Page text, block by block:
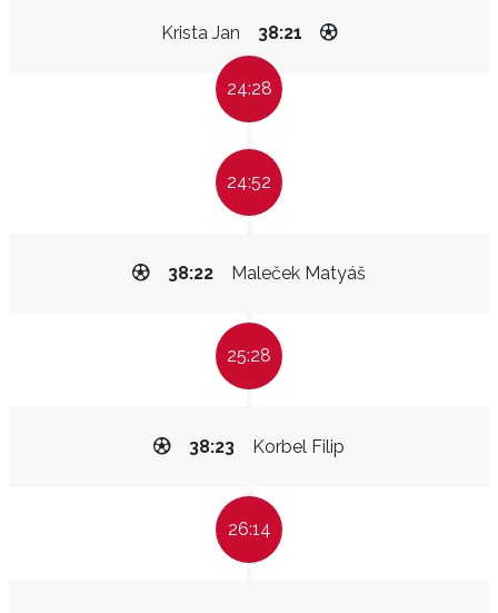
Krista Jan 38:21
24:28
24:52
Maleček Matyáš
38:22
25:28
Korbel Filip
38:23
26:14